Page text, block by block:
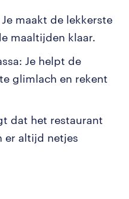
maakt de lekkerste
maaltijden klaar.
Je helpt de
glimlach en rekent
dat het restaurant
er altijd netjes